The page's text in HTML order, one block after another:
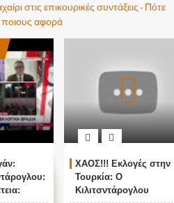
στις επικουρικές συντάξεις - Πότε
ποιους αφορά
ΧΑΟΣ!!! Εκλογές στην
Τουρκία: Ο
Κιλιτσντάρογλου